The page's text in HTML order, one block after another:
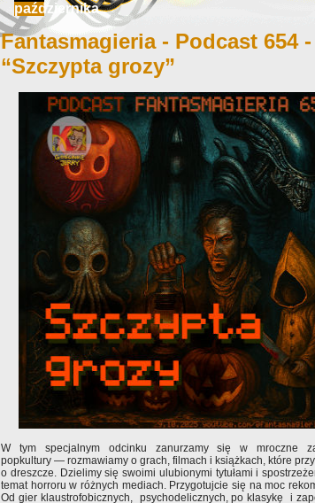
października
Fantasmagieria - Podcast 654 -
“Szczypta grozy”
W tym specjalnym odcinku zanurzamy się w mroczne
popkultury — rozmawiamy o grach, filmach i książkach, które
o dreszcze. Dzielimy się swoimi ulubionymi tytułami i
temat horroru w różnych mediach. Przygotujcie się na moc
Od gier klaustrofobicznych, psychodelicznych, po klasykę i